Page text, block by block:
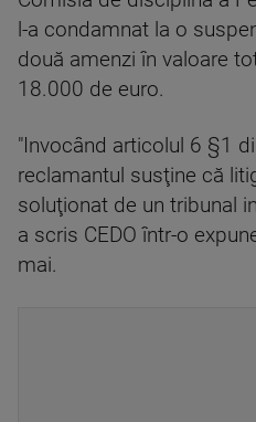
l-a condamnat la o
două amenzi în valoare
18.000 de euro.
"Invocând articolul 6 §1
reclamantul susţine că
soluţionat de un tribunal
a scris CEDO într-o
mai.